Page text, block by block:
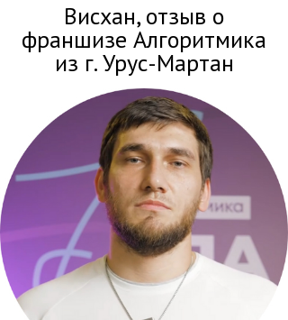
Висхан, отзыв о
франшизе Алгоритмика
из г. Урус-Мартан